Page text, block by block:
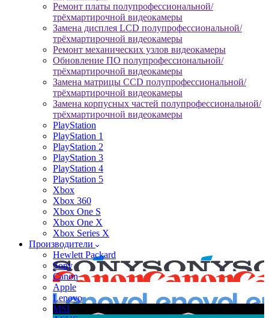
Ремонт платы полупрофессиональной/
трёхмартирочной видеокамеры
Замена дисплея LCD полупрофессиональной/
трёхмартирочной видеокамеры
Ремонт механических узлов видеокамеры
Обновление ПО полупрофессиональной/
трёхмартирочной видеокамеры
Замена матрицы CCD полупрофессиональной/
трёхмартирочной видеокамеры
Замена корпусных частей полупрофессиональной/
трёхмартирочной видеокамеры
PlayStation
PlayStation 1
PlayStation 2
PlayStation 3
PlayStation 4
PlayStation 5
Xbox
Xbox 360
Xbox One S
Xbox One X
Xbox Series X
Производители
Hewlett Packard
Sony
Canon
Apple
Lenovo
MSI